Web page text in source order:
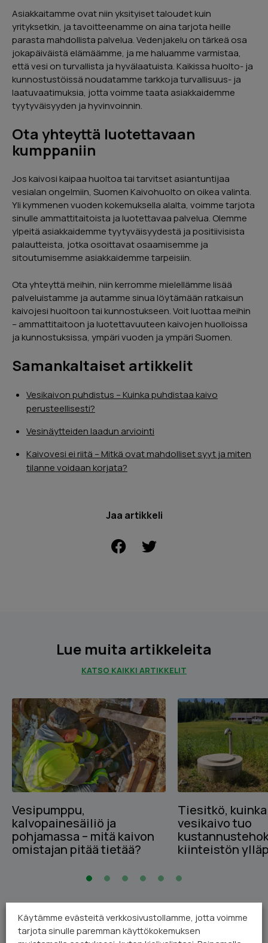
Asiakkaitamme ovat niin yksityiset taloudet kuin
yrityksetkin, ja tavoitteenamme on aina tarjota heille
parasta mahdollista palvelua. Vedenjakelu on tärkeä osa
jokapäiväistä elämäämme, ja me haluamme varmistaa,
että vesi on turvallista ja hyvälaatuista. Kaikissa huolto- ja
kunnostustöissä noudatamme tarkkoja turvallisuus- ja
laatuvaatimuksia, jotta voimme taata asiakkaidemme
tyytyväisyyden ja hyvinvoinnin.
Ota yhteyttä luotettavaan
kumppaniin
Jos kaivosi kaipaa huoltoa tai tarvitset asiantuntijaa
vesialan ongelmiin, Suomen Kaivohuolto on oikea valinta.
Yli kymmenen vuoden kokemuksella alalta, voimme tarjota
sinulle ammattitaitoista ja luotettavaa palvelua. Olemme
ylpeitä asiakkaidemme tyytyväisyydestä ja positiivisista
palautteista, jotka osoittavat osaamisemme ja
sitoutumisemme asiakkaidemme tarpeisiin.
Ota yhteyttä meihin, niin kerromme mielellämme lisää
palveluistamme ja autamme sinua löytämään ratkaisun
kaivojesi huoltoon tai kunnostukseen. Voit luottaa meihin
– ammattitaitoon ja luotettavuuteen kaivojen huolloissa
ja kunnostuksissa, ympäri vuoden ja ympäri Suomen.
Samankaltaiset artikkelit
Vesikaivon puhdistus – Kuinka puhdistaa kaivo
perusteellisesti?
Vesinäytteiden laadun arviointi
Kaivovesi ei riitä – Mitkä ovat mahdolliset syyt ja miten
tilanne voidaan korjata?
Jaa artikkeli
FACEBOOK
Lue muita artikkeleita
KATSO KAIKKI ARTIKKELIT
Vesipumppu,
kalvopainesäiliö ja
pohjamassa – mitä kaivon
omistajan pitää tietää?
Tiesitkö,
vesikaivo tuo
kiinteistön
Käytämme evästeitä verkkosivustollamme, jotta voimme
tarjota sinulle paremman käyttökokemuksen